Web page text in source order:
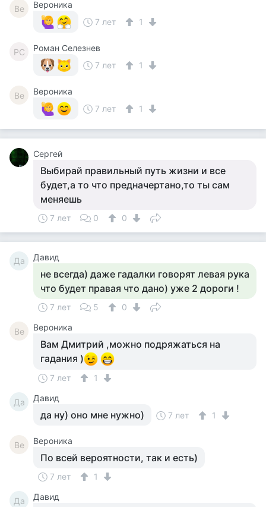
Ве
Вероника
7 лет
1
РС
Роман Селезнев
7 лет
1
Ве
Вероника
7 лет
1
Сергей
Выбирай правильный путь жизни и все
будет,а то что предначертано,то ты сам
меняешь
7 лет 0 0
Да Давид
не всегда) даже гадалки говорят левая рука
что будет правая что дано) уже 2 дороги !
7 лет 5 0
Ве Вероника
Вам Дмитрий ,можно подряжаться на
гадания )
7 лет 1
Да Давид
да ну) оно мне нужно) 7 лет 1
Ве Вероника
По всей вероятности, так и есть)
7 лет 1
Да Давид